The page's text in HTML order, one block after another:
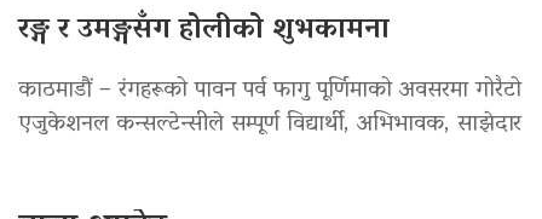
रङ्ग र उमङ्गसँग होलीको शुभकामना
काठमाडौं – रंगहरूको पावन पर्व फागु पूर्णिमाको अवसरमा गोरैटो
एजुकेशनल कन्सल्टेन्सीले सम्पूर्ण विद्यार्थी, अभिभावक, साझेदार